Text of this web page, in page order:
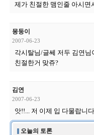
제가 친절한 맴인줄 아시면
몽둥이
2007-06-23
각시탈님/글쎄 저두 김연
친절한거 맞쥬?
김연
2007-06-23
앗!!... 저 이제 입 다물랍니
오늘의 토론